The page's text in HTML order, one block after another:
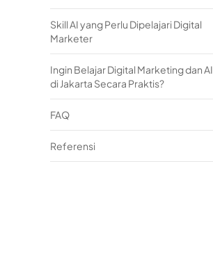
Skill AI yang Perlu Dipelajari Digital
Marketer
Ingin Belajar Digital Marketing dan AI
di Jakarta Secara Praktis?
FAQ
Referensi